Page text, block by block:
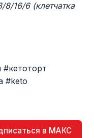
16/6 (клетчатка
#кетоторт
#keto
в МАКС